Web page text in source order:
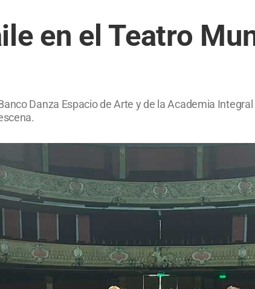
en el Teatro
Danza Espacio de Arte y de la Academia